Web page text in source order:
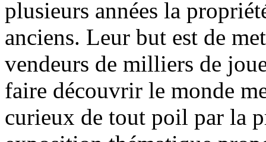
plusieurs années la
anciens. Leur but est de
vendeurs de milliers de
faire découvrir le monde
curieux de tout poil par la